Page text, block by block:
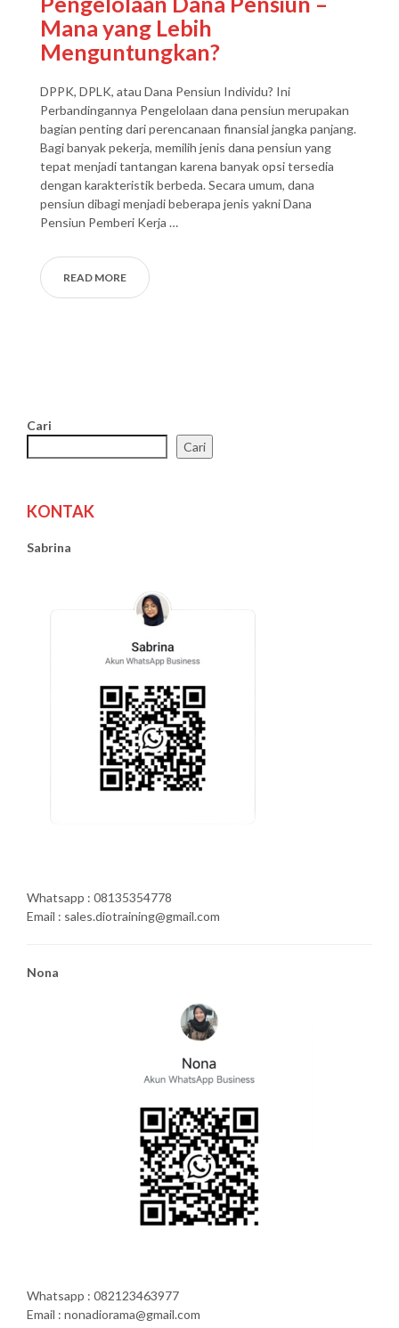
Mana yang Lebih
Menguntungkan?
DPPK, DPLK, atau Dana Pensiun Individu? Ini
Perbandingannya Pengelolaan dana pensiun merupakan
bagian penting dari perencanaan finansial jangka panjang.
Bagi banyak pekerja, memilih jenis dana pensiun yang
tepat menjadi tantangan karena banyak opsi tersedia
dengan karakteristik berbeda. Secara umum, dana
pensiun dibagi menjadi beberapa jenis yakni Dana
Pensiun Pemberi Kerja …
READ MORE
Cari
Cari
KONTAK
Sabrina
Whatsapp : 08135354778
Email : sales.diotraining@gmail.com
Nona
Whatsapp : 082123463977
Email : nonadiorama@gmail.com